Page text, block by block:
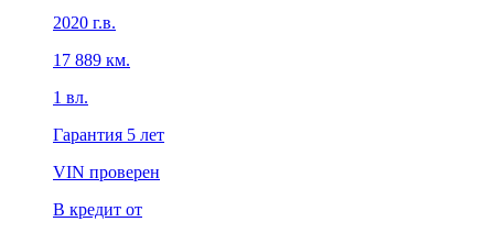
2020 г.в.
17 889 км.
1 вл.
Гарантия 5 лет
VIN проверен
В кредит от